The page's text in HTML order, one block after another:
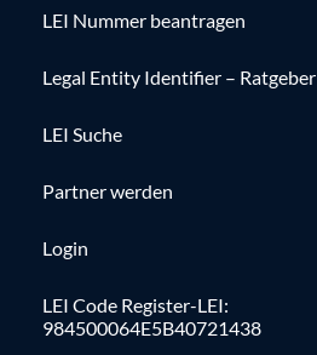
LEI Nummer beantragen
Legal Entity Identifier – Ratgeber
LEI Suche
Partner werden
Login
LEI Code Register-LEI:
984500064E5B40721438